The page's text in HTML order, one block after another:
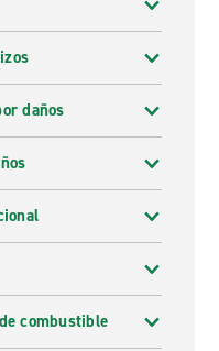
daños
combustible